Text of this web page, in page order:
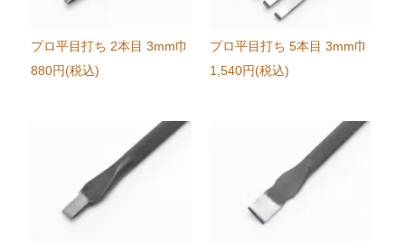
プロ平目打ち 2本目 3mm巾
880円(税込)
プロ平目打ち 5本目 3mm巾
1,540円(税込)